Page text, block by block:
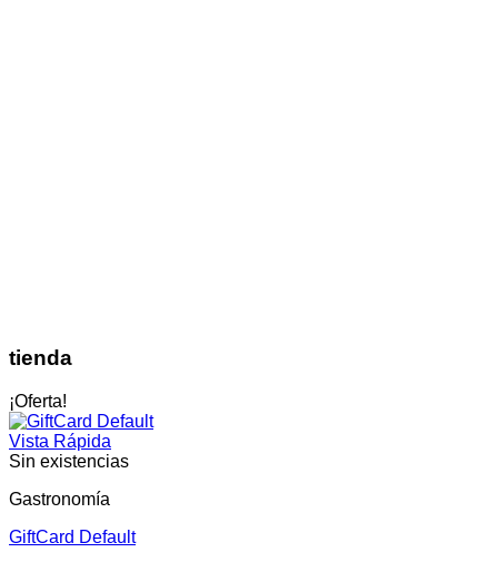
tienda
¡Oferta!
Vista Rápida
Sin existencias
Gastronomía
GiftCard Default